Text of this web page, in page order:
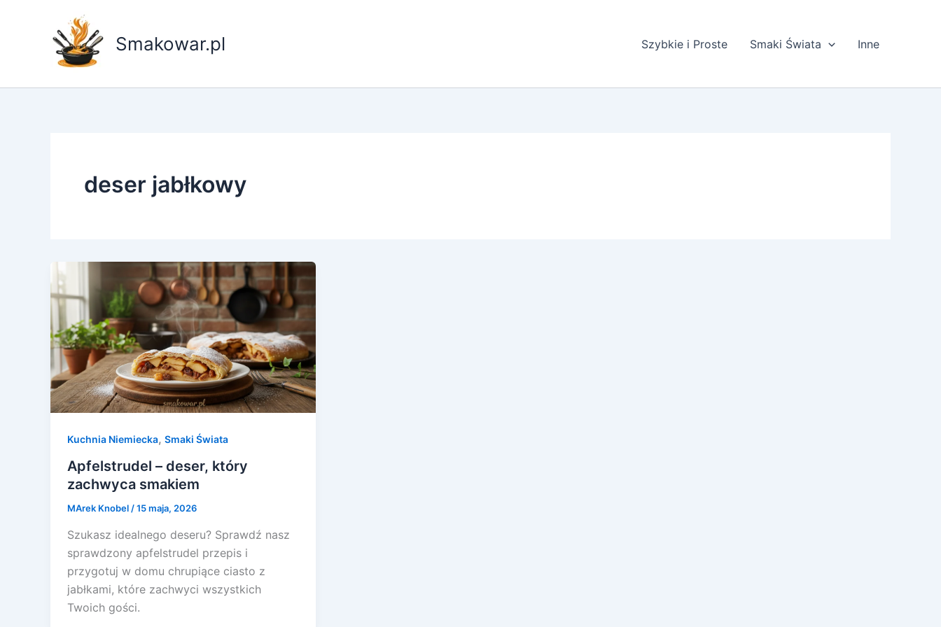
Smakowar.pl Szybkie i Proste Smaki Świata Inne
deser jabłkowy
Kuchnia Niemiecka, Smaki Świata
Apfelstrudel – deser, który
zachwyca smakiem
MArek Knobel /15 maja, 2026
Szukasz idealnego deseru? Sprawdź nasz
sprawdzony apfelstrudel przepis i
przygotuj w domu chrupiące ciasto z
jabłkami, które zachwyci wszystkich
Twoich gości.